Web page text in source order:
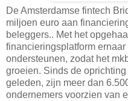
De Amsterdamse fintech
miljoen euro aan
beleggers.. Met het
financieringsplatform
ondersteunen, zodat het
groeien. Sinds de
geleden, zijn meer dan
ondernemers voorzien van